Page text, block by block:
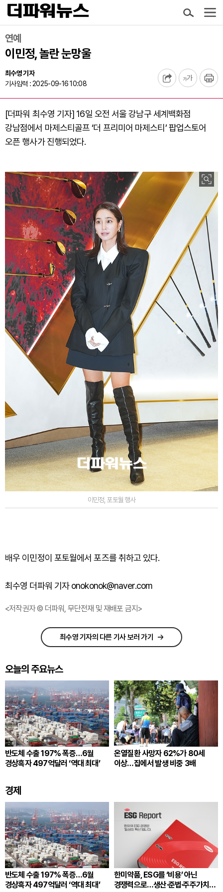
연예
이민정, 놀란 눈망울
최수영 기자
기사입력 : 2025-09-16 10:08
[더파워 최수영 기자] 16일 오전 서울 강남구 세계백화점
강남점에서 마제스티골프 ‘더 프리미어 마제스티’ 팝업스토어
오픈 행사가 진행되었다.
이민정, 포토월 행사
배우 이민정이 포토월에서 포즈를 취하고 있다.
최수영 더파워 기자 onokonok@naver.com
<저작권자 © 더파워, 무단전재 및 재배포 금지>
최수영 기자의 다른 기사 보러 가기
오늘의 주요뉴스
반도체 수출 197% 폭증…6월
경상흑자 497억달러 ‘역대 최대’
온열질환 사망자 62%가 80세
이상…집에서 발생 비중 3배
경제
반도체 수출 197% 폭증…6월
경상흑자 497억달러 ‘역대 최대’
한미약품, ESG를 ‘비용’ 아닌
경쟁력으로…생산·준법·주주가치